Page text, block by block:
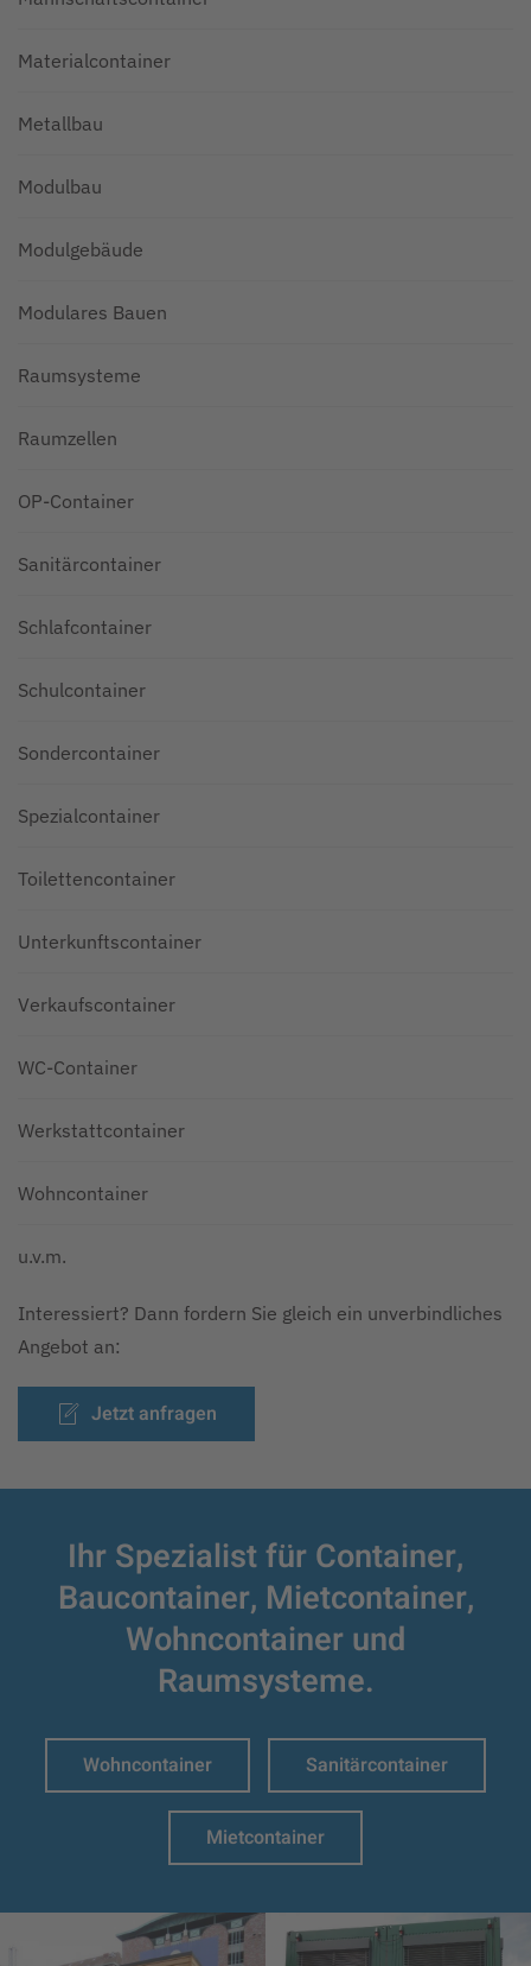
Materialcontainer
Metallbau
Modulbau
Modulgebäude
Modulares Bauen
Raumsysteme
Raumzellen
OP-Container
Sanitärcontainer
Schlafcontainer
Schulcontainer
Sondercontainer
Spezialcontainer
Toilettencontainer
Unterkunftscontainer
Verkaufscontainer
WC-Container
Werkstattcontainer
Wohncontainer
u.v.m.
Interessiert? Dann fordern Sie gleich ein unverbindliches
Angebot an:
Jetzt anfragen
Ihr Spezialist für Container,
Baucontainer, Mietcontainer,
Wohncontainer und
Raumsysteme.
Wohncontainer Sanitärcontainer
Mietcontainer